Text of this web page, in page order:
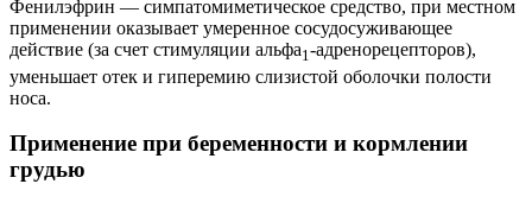
Фенилэфрин — симпатомиметическое средство, при местном
применении оказывает умеренное сосудосуживающее
действие (за счет стимуляции альфа1-адренорецепторов),
уменьшает отек и гиперемию слизистой оболочки полости
носа.
Применение при беременности и кормлении
грудью